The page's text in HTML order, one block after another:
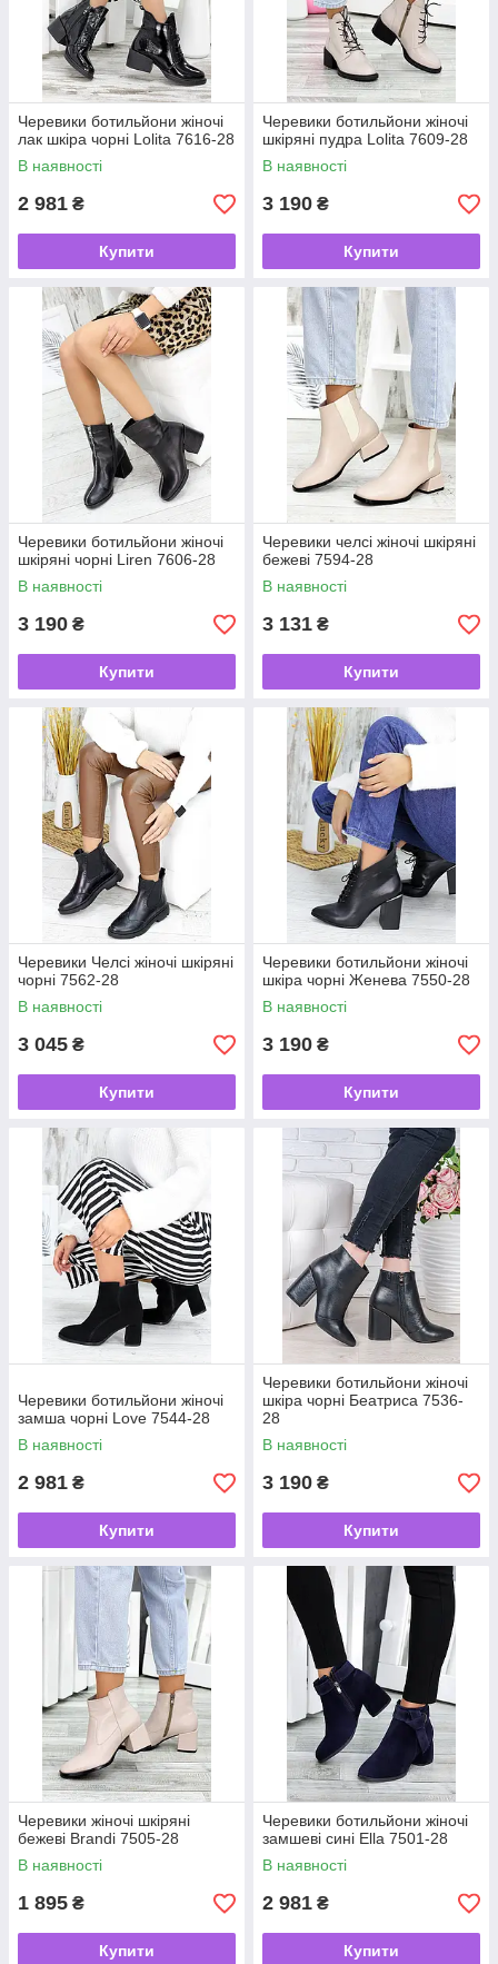
Черевики ботильйони жіночі
лак шкіра чорні Lolita 7616-28
В наявності
2 981 ₴
Купити
Черевики ботильйони жіночі
шкіряні пудра Lolita 7609-28
В наявності
3 190 ₴
Купити
Черевики ботильйони жіночі
шкіряні чорні Liren 7606-28
В наявності
3 190 ₴
Купити
Черевики челсі жіночі шкіряні
бежеві 7594-28
В наявності
3 131 ₴
Купити
Черевики Челсі жіночі шкіряні
чорні 7562-28
В наявності
3 045 ₴
Купити
Черевики ботильйони жіночі
шкіра чорні Женева 7550-28
В наявності
3 190 ₴
Купити
Черевики ботильйони жіночі
замша чорні Love 7544-28
В наявності
2 981 ₴
Купити
Черевики ботильйони жіночі
шкіра чорні Беатриса 7536-
28
В наявності
3 190 ₴
Купити
Черевики жіночі шкіряні
бежеві Brandi 7505-28
В наявності
1 895 ₴
Купити
Черевики ботильйони жіночі
замшеві сині Ella 7501-28
В наявності
2 981 ₴
Купити